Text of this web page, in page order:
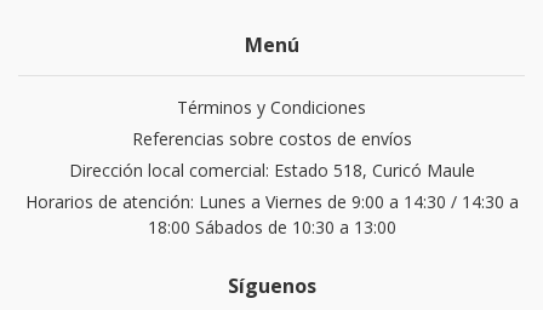
Menú
Términos y Condiciones
Referencias sobre costos de envíos
Dirección local comercial: Estado 518, Curicó Maule
Horarios de atención: Lunes a Viernes de 9:00 a 14:30 / 14:30 a
18:00 Sábados de 10:30 a 13:00
Síguenos